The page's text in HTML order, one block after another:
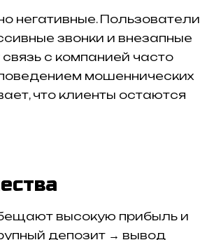
негативные. Пользователи
звонки и внезапные
с компанией часто
мошеннических
что клиенты остаются
высокую прибыль и
депозит → вывод